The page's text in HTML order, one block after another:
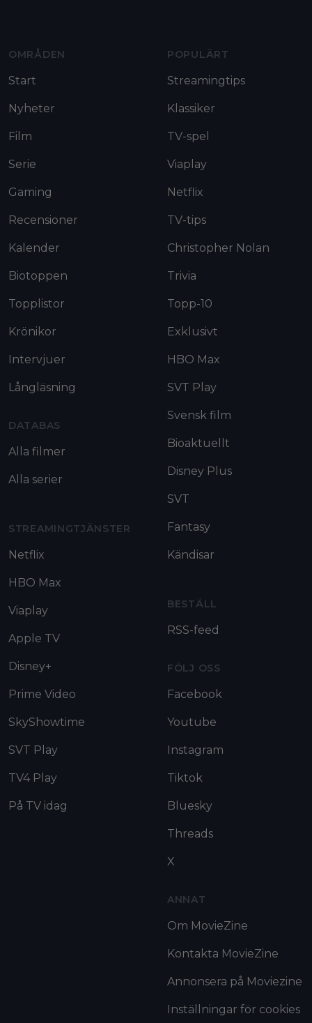
OMRÅDEN
Start
Nyheter
Film
Serie
Gaming
Recensioner
Kalender
Biotoppen
Topplistor
Krönikor
Intervjuer
Långläsning
DATABAS
Alla filmer
Alla serier
STREAMINGTJÄNSTER
Netflix
HBO Max
Viaplay
Apple TV
Disney+
Prime Video
SkyShowtime
SVT Play
TV4 Play
På TV idag
POPULÄRT
Streamingtips
Klassiker
TV-spel
Viaplay
Netflix
TV-tips
Christopher Nolan
Trivia
Topp-10
Exklusivt
HBO Max
SVT Play
Svensk film
Bioaktuellt
Disney Plus
SVT
Fantasy
Kändisar
BESTÄLL
RSS-feed
FÖLJ OSS
Facebook
Youtube
Instagram
Tiktok
Bluesky
Threads
X
ANNAT
Om MovieZine
Kontakta MovieZine
Annonsera på Moviezine
Inställningar för cookies